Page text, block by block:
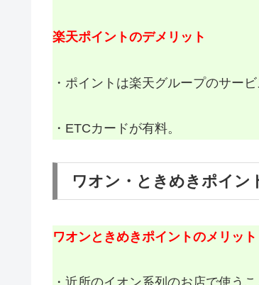
楽天ポイントのデメリット
・ポイントは楽天グループのサー
・ETCカードが有料。
ワオン・ときめきポイン
ワオンときめきポイントのメリット